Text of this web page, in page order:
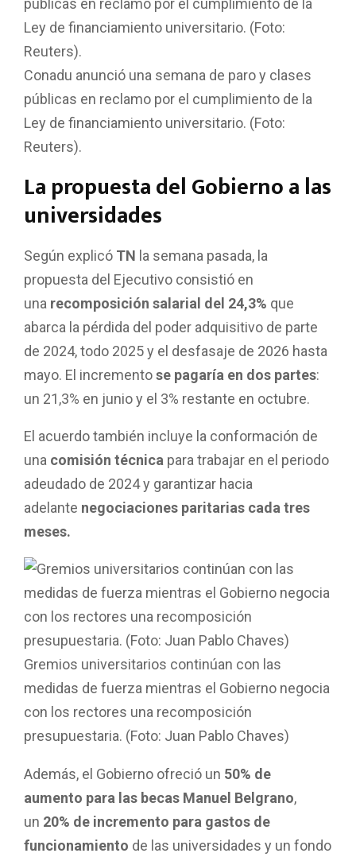
Conadu anunció una semana de paro y clases
públicas en reclamo por el cumplimiento de la
Ley de financiamiento universitario. (Foto:
Reuters).
La propuesta del Gobierno a las
universidades
Según explicó TN la semana pasada, la
propuesta del Ejecutivo consistió en
una recomposición salarial del 24,3% que
abarca la pérdida del poder adquisitivo de parte
de 2024, todo 2025 y el desfasaje de 2026 hasta
mayo. El incrementose pagaría en dos partes:
un 21,3% en junio y el 3% restante en octubre.
El acuerdo también incluye la conformación de
una comisión técnica para trabajar en el periodo
adeudado de 2024 y garantizar hacia
adelante negociaciones paritarias cada tres
meses.
Gremios universitarios continúan con las
medidas de fuerza mientras el Gobierno negocia
con los rectores una recomposición
presupuestaria. (Foto: Juan Pablo Chaves)
Además, el Gobierno ofreció un 50% de
aumento para las becas Manuel Belgrano,
un 20% de incremento para gastos de
funcionamiento de las universidades y un fondo